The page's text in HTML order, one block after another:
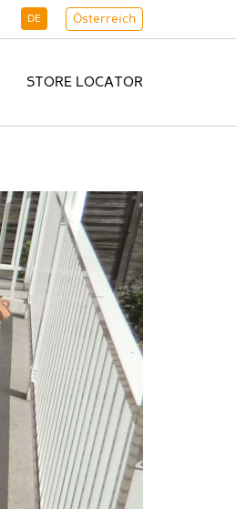
DE Österreich
STORE LOCATOR